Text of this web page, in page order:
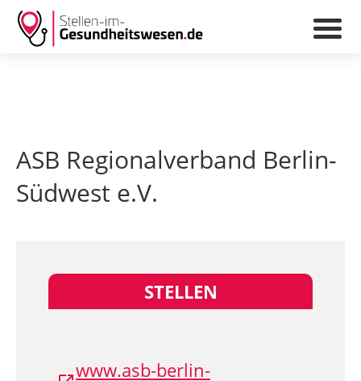
ASB Regionalverband Berlin-
Südwest e.V.
STELLEN
www.asb-berlin-